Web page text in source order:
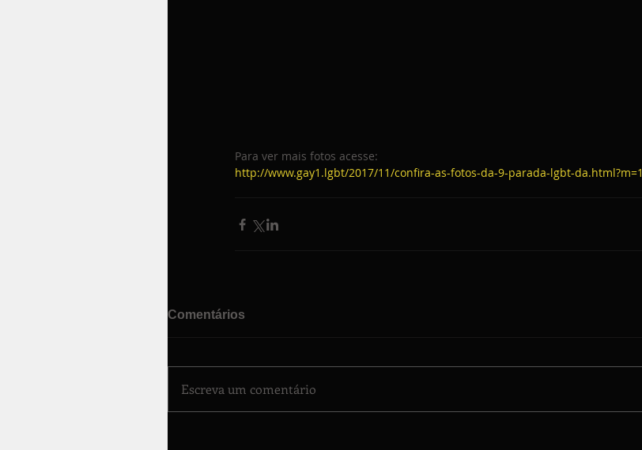
Para ver mais fotos acesse:
http://www.gay1.lgbt/2017/11/confira-as-fotos-da-9-parada-lgbt-da.html?m=1
Comentários
Escreva um comentário